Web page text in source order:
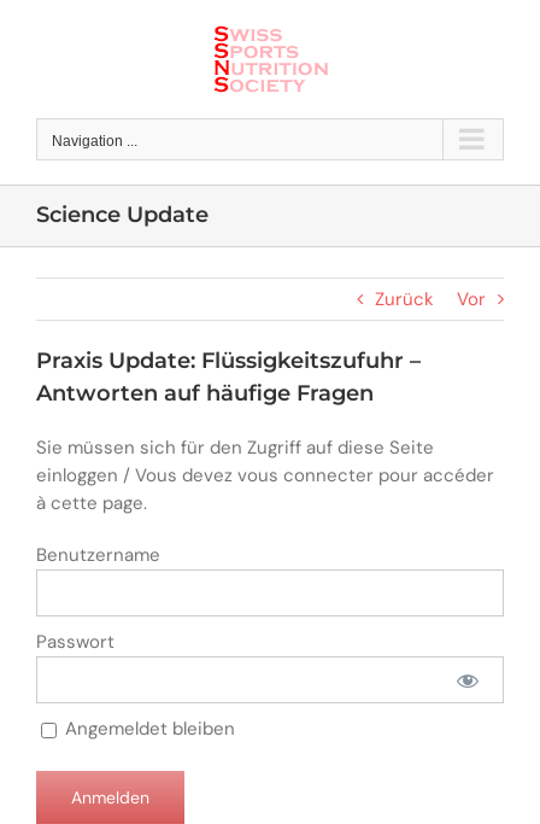
Navigation ...
Science Update
Zurück Vor
Praxis Update: Flüssigkeitszufuhr –
Antworten auf häufige Fragen
Sie müssen sich für den Zugriff auf diese Seite
einloggen / Vous devez vous connecter pour accéder
à cette page.
Benutzername
Passwort
Angemeldet bleiben